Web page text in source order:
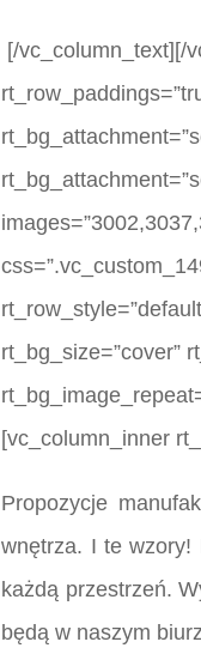
[/vc_column_text][/
rt_bg_size=”cover”
[vc_column_inner
Propozycje
wnętrza. I te wzory!
każdą przestrzeń.
będą w naszym